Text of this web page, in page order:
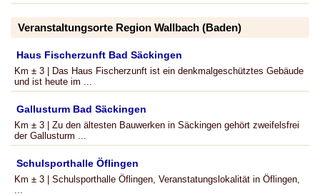
Veranstaltungsorte Region Wallbach (Baden)
Haus Fischerzunft Bad Säckingen
Km ± 3 | Das Haus Fischerzunft ist ein denkmalgeschütztes Gebäude
und ist heute im ...
Gallusturm Bad Säckingen
Km ± 3 | Zu den ältesten Bauwerken in Säckingen gehört zweifelsfrei
der Gallusturm ...
Schulsporthalle Öflingen
Km ± 3 | Schulsporthalle Öflingen, Veranstatungslokalität in Öflingen,
...